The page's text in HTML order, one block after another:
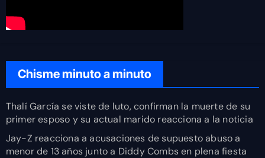
Chisme minuto a minuto
Thalí García se viste de luto, confirman la muerte de su
primer esposo y su actual marido reacciona a la noticia
Jay-Z reacciona a acusaciones de supuesto abuso a
menor de 13 años junto a Diddy Combs en plena fiesta